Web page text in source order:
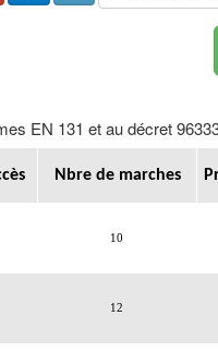
EN 131 et au décret
Nbre de marches
10
12